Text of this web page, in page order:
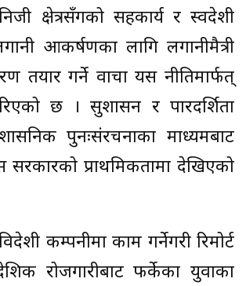
क्षेत्रसँगको सहकार्य र स्वदेशी
आकर्षणका लागि लगानीमैत्री
तयार गर्ने वाचा यस नीतिमार्फत्
छ । सुशासन र पारदर्शिता
पुनःसंरचनाका माध्यमबाट
सरकारको प्राथमिकतामा देखिएको
कम्पनीमा काम गर्नेगरी रिमोर्ट
रोजगारीबाट फर्केका युवाका